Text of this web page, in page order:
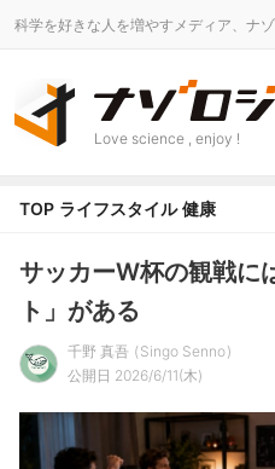
科学を好きな人を増やすメディア、ナゾ
Love science , enjoy !
TOP ライフスタイル 健康
サッカーW杯の観戦に
ト」がある
千野 真吾
Singo Senno
公開日 2026/6/11(木)